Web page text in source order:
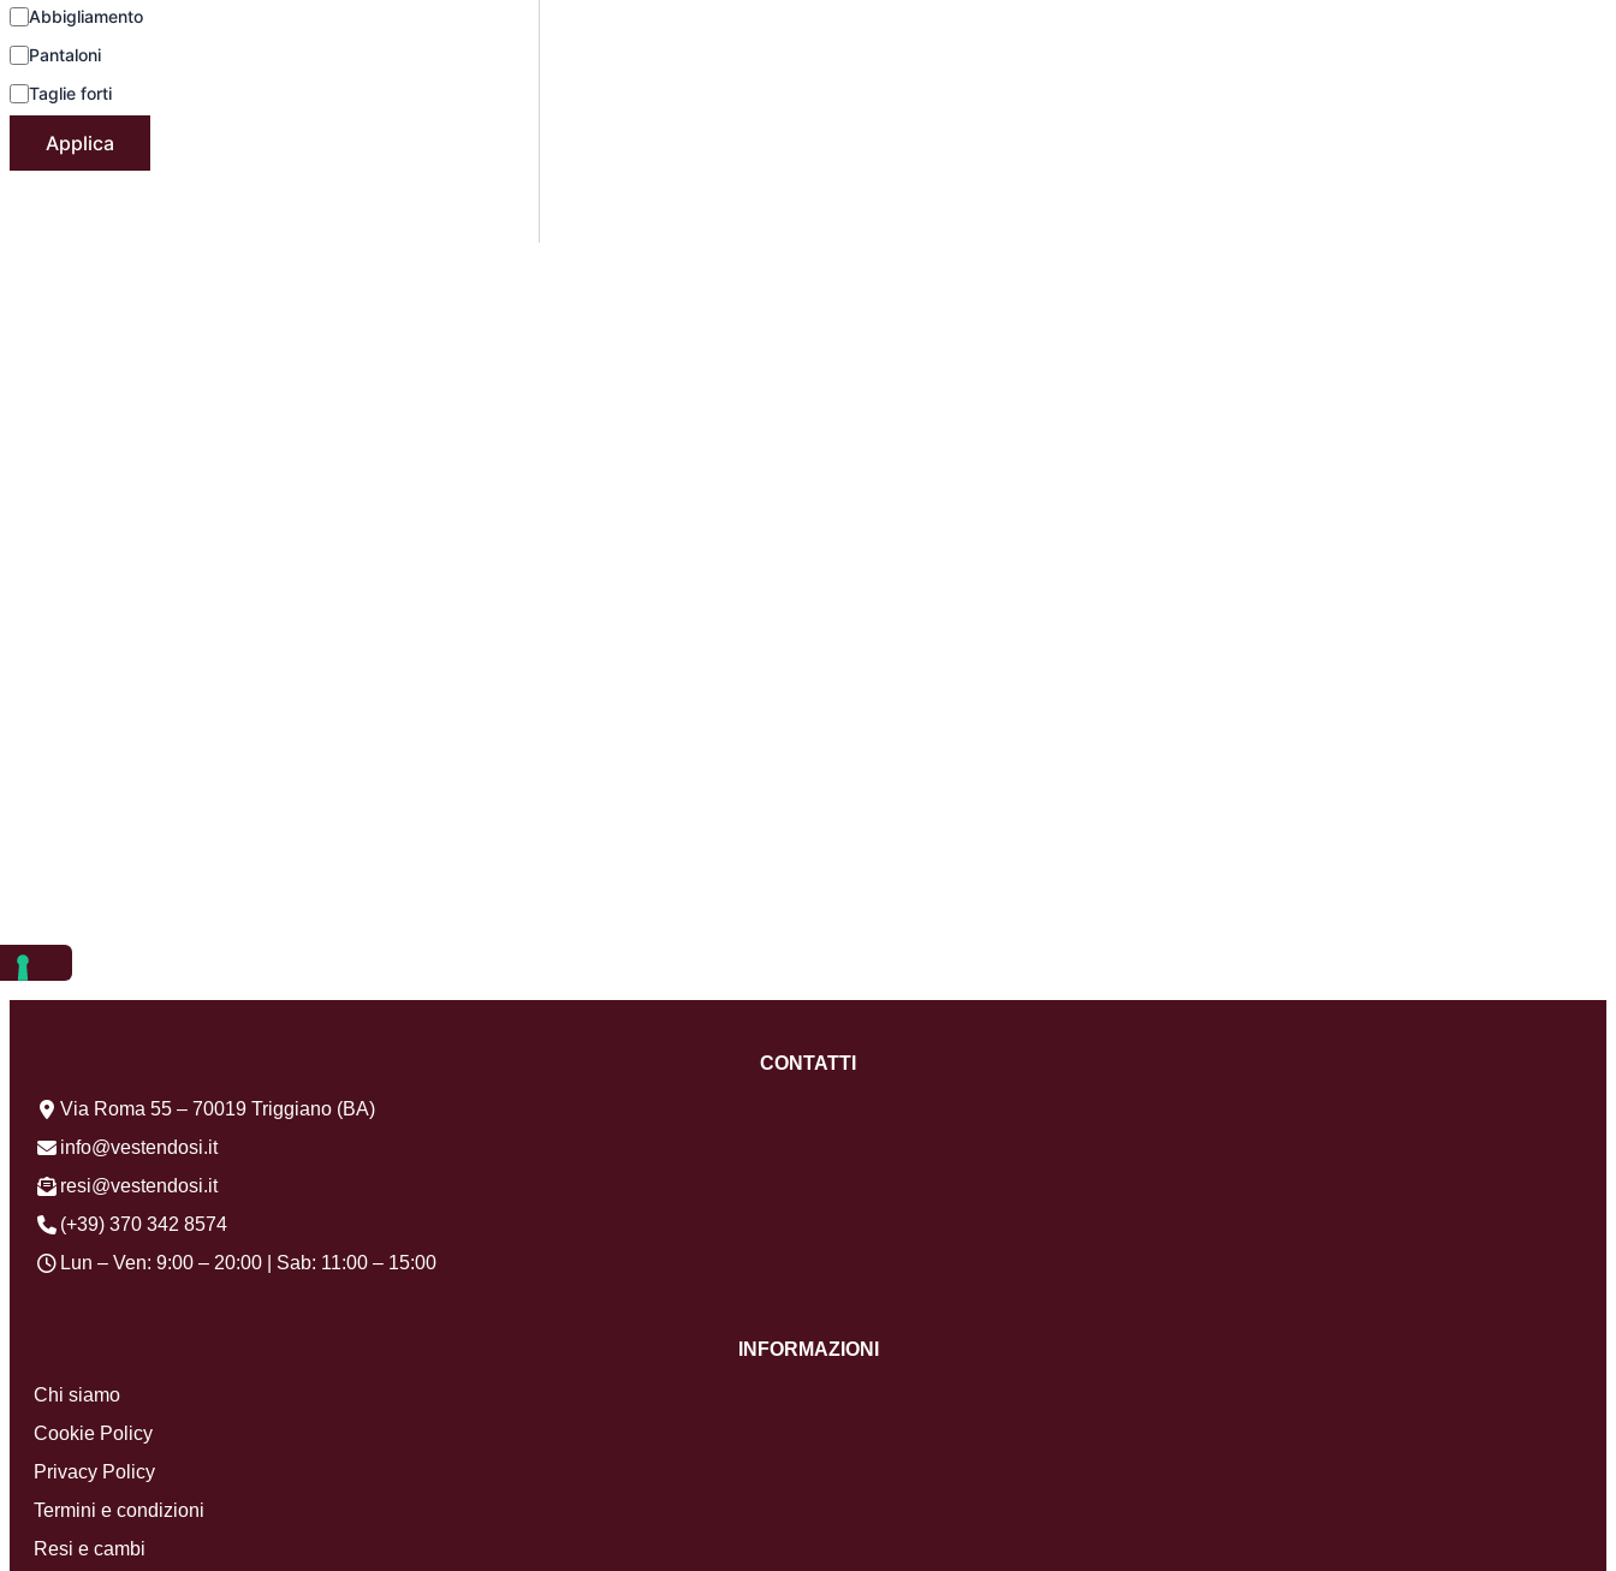
Abbigliamento
Pantaloni
Taglie forti
Applica
CONTATTI
Via Roma 55 – 70019 Triggiano (BA)
info@vestendosi.it
resi@vestendosi.it
(+39) 370 342 8574
Lun – Ven: 9:00 – 20:00 | Sab: 11:00 – 15:00
INFORMAZIONI
Chi siamo
Cookie Policy
Privacy Policy
Termini e condizioni
Resi e cambi